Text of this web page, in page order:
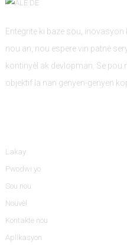
Entegrite ki baze sou,
nou an, nou espere vin patnè
kontinyèl ak devlopman. Se pou
objektif la nan genyen-genyen
Lakay
Pwodwi yo
Sou nou
Nouvèl
Kontakte nou
Aplikasyon